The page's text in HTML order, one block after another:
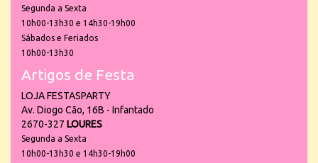
Segunda a Sexta
10h00-13h30 e 14h30-19h00
Sábados e Feriados
10h00-13h30
Artigos de Festa
LOJA FESTASPARTY
Av. Diogo Cão, 16B - Infantado
2670-327 LOURES
Segunda a Sexta
10h00-13h30 e 14h30-19h00